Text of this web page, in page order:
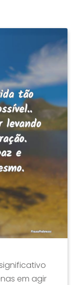
em agir